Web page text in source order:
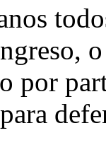
por